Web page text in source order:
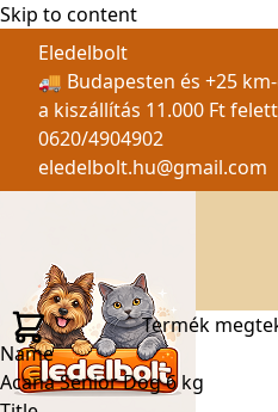
Skip to content
Eledelbolt
🚚 Budapesten és +25
a kiszállítás 11.000 Ft
0620/4904902
eledelbolt.hu@gmail.com
Termék
Name
Acana Senior Dog 6 kg